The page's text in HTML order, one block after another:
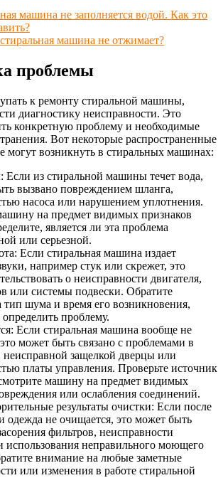
машина не заполняется водой. Как это
машина не отжимает?
проблемы
к ремонту стиральной машины,
диагностику неисправности. Это
конкретную проблему и необходимые
Вот некоторые распространенные
могут возникнуть в стиральных машинах:
Если из стиральной машины течет вода,
вызвано повреждением шланга,
насоса или нарушением уплотнения.
на предмет видимых признаков
является ли эта проблема
или серьезной.
Если стиральная машина издает
например стук или скрежет, это
о неисправности двигателя,
или системы подвески. Обратите
шума и время его возникновения,
проблему.
Если стиральная машина вообще не
может быть связано с проблемами в
неисправной защелкой дверцы или
платы управления. Проверьте источник
машину на предмет видимых
или ослабления соединений.
результаты очистки: Если после
одежда не очищается, это может быть
фильтров, неисправности
использования неправильного моющего
внимание на любые заметные
или изменения в работе стиральной